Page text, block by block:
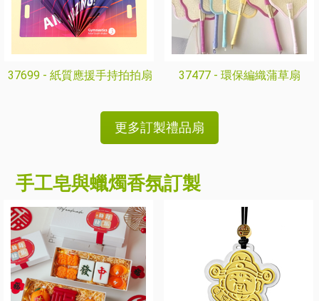
37699 - 紙質應援手持拍拍扇 37477 - 環保編織蒲草扇
更多訂製禮品扇
手工皂與蠟燭香氛訂製